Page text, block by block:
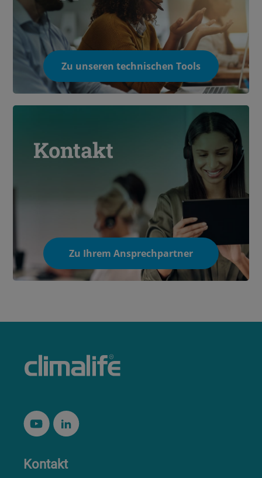
Zu unseren technischen Tools
Kontakt
Zu Ihrem Ansprechpartner
Kontakt